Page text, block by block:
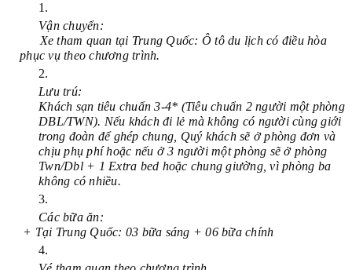
Vận chuyển:
Xe tham quan tại Trung Quốc: Ô tô du lịch có điều hòa
phục vụ theo chương trình.
Lưu trú:
Khách sạn tiêu chuẩn 3-4* (Tiêu chuẩn 2 người một phòng
DBL/TWN). Nếu khách đi lẻ mà không có người cùng giới
trong đoàn để ghép chung, Quý khách sẽ ở phòng đơn và
chịu phụ phí hoặc nếu ở 3 người một phòng sẽ ở phòng
Twn/Dbl + 1 Extra bed hoặc chung giường, vì phòng ba
không có nhiều.
Các bữa ăn:
+ Tại Trung Quốc: 03 bữa sáng + 06 bữa chính